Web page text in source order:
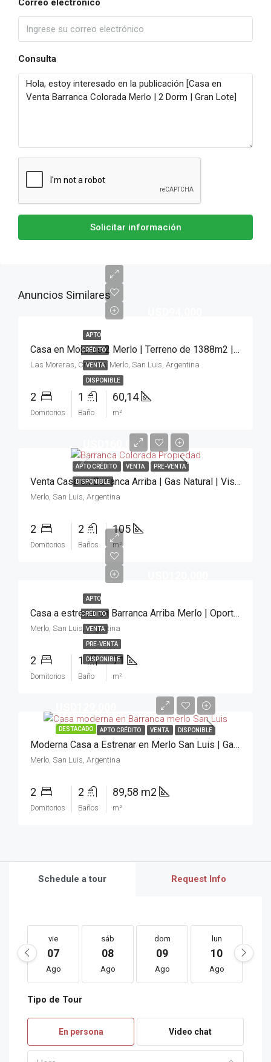
Correo electrónico
Consulta
Solicitar información
Anuncios Similares
APTO
CRÉDITO
VENTA
DISPONIBLE
Casa en Moreras 2 Merlo | Terreno de 1388m2 | Oportunidad
Las Moreras, Crisolito, Merlo, San Luis, Argentina
2
Domitorios
1
Baño
60,14
m²
APTO CRÉDITO VENTA PRE-VENTA
DISPONIBLE
USD160,000
Venta Casa en Barranca Arriba | Gas Natural | Vista a la sierra
Merlo, San Luis, Argentina
2
Domitorios
2
Baños
105
m²
APTO
CRÉDITO
VENTA
PRE-VENTA
DISPONIBLE
Casa a estrenar en Barranca Arriba Merlo | Oportunidad 2 Dorm
Merlo, San Luis, Argentina
2
Domitorios
1
Baño
71
m²
DESTACADO APTO CRÉDITO VENTA DISPONIBLE
Moderna Casa a Estrenar en Merlo San Luis | Gas Natural
Merlo, San Luis, Argentina
2
Domitorios
2
Baños
89,58 m2
m²
Schedule a tour Request Info
vie
07
Ago
sáb
08
Ago
dom
09
Ago
lun
10
Ago
sáb
15
Ago
16
Ago
17
Ago
18
Ago
Tipo de Tour
En persona Video chat